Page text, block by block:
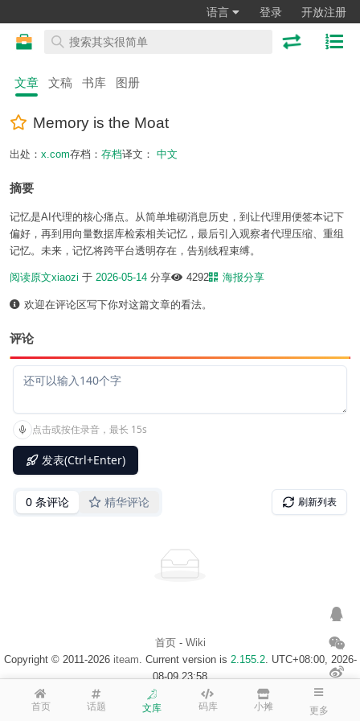
语言 登录 开放注册
首页 话题 文库 码库 小摊 更多
文章 文稿 书库 图册
Memory is the Moat
出处： x.com存档： 存档译文： 中文
摘要
记忆是AI代理的核心痛点。从简单堆砌消息历史，到让代理用便签本记下
偏好，再到用向量数据库检索相关记忆，最后引入观察者代理压缩、重组
记忆。未来，记忆将跨平台透明存在，告别线程束缚。
阅读原文xiaozi 于 2026-05-14 分享 4292 海报分享
欢迎在评论区写下你对这篇文章的看法。
评论
首页- Wiki
Copyright © 2011-2026 iteam. Current version is 2.155.2. UTC+08:00, 2026-
08-09 23:58
浙ICP备14020137号-1 $访客地图$